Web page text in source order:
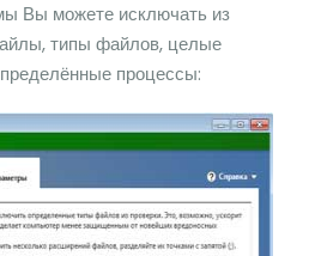
Вы можете исключать из
типы файлов, целые
процессы: